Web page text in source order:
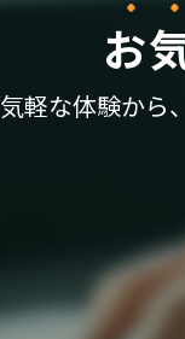
お
気軽な体験から、